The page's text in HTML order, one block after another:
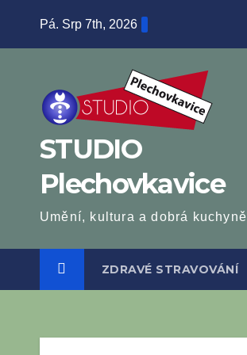
Pá. Srp 7th, 2026
STUDIO
Plechovkavice
Umění, kultura a dobrá kuchyně
ZDRAVÉ STRAVOVÁNÍ